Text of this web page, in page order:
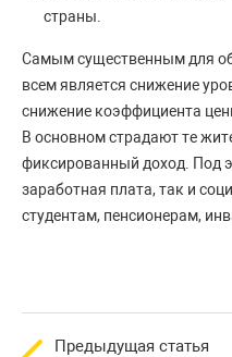
страны.
Самым существенным для
всем является снижение
снижение коэффициента
В основном страдают те
фиксированный доход. Под
заработная плата, так и
студентам, пенсионерам,
Предыдущая статья